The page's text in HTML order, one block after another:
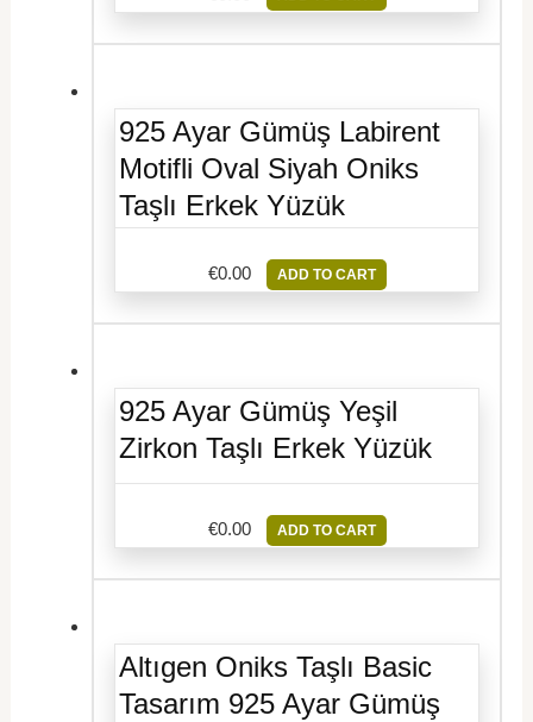
925 Ayar Gümüş Labirent
Motifli Oval Siyah Oniks
Taşlı Erkek Yüzük
€0.00 ADD TO CART
925 Ayar Gümüş Yeşil
Zirkon Taşlı Erkek Yüzük
€0.00 ADD TO CART
Altıgen Oniks Taşlı Basic
Tasarım 925 Ayar Gümüş